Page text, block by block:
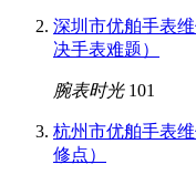
深圳市优舶手表
决手表难题）
腕表时光 101
杭州市优舶手表
修点）